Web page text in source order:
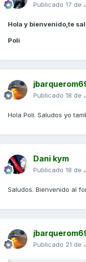
Publicado 17 de
Hola y bienvenido,te
Poli
Publicado 18 de
Hola Poli. Saludos yo
Dani kym
Publicado 18 de
Saludos. Bienvenido al
Publicado 21 de